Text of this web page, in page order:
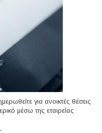
για ανοικτές θέσεις
μέσω της εταιρείας
για Ειδικούς Πληροφορικής,